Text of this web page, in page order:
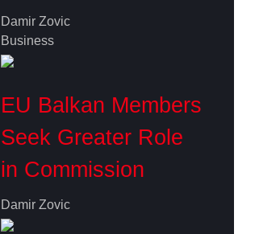
Damir Zovic
Business
EU Balkan Members
Seek Greater Role
in Commission
Damir Zovic